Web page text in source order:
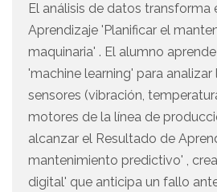
El análisis de datos transforma
Aprendizaje 'Planificar el
maquinaria' . El alumno
'machine learning' para
sensores (vibración,
motores de la línea de
alcanzar el Resultado de
mantenimiento predictivo' ,
digital' que anticipa un fallo